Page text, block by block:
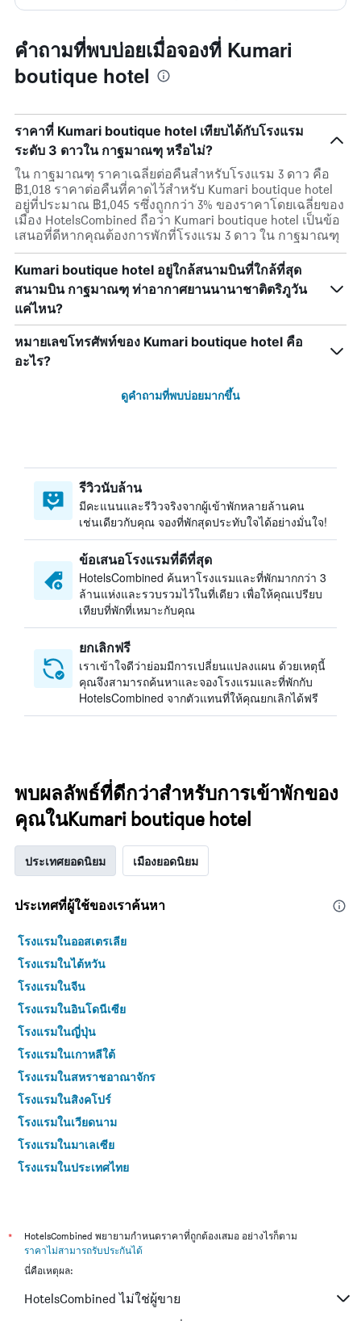
คำถามที่พบบ่อยเมื่อจองที่ Kumari
boutique hotel
ราคาที่ Kumari boutique hotel เทียบได้กับโรงแรม
ระดับ 3 ดาวใน กาฐมาณฑุ หรือไม่?
ใน กาฐมาณฑุ ราคาเฉลี่ยต่อคืนสำหรับโรงแรม 3 ดาว คือ
฿1,018 ราคาต่อคืนที่คาดไว้สำหรับ Kumari boutique hotel
อยู่ที่ประมาณ ฿1,045 รซึ่งถูกกว่า 3% ของราคาโดยเฉลี่ยของ
เมือง HotelsCombined ถือว่า Kumari boutique hotel เป็นข้อ
เสนอที่ดีหากคุณต้องการพักที่โรงแรม 3 ดาว ใน กาฐมาณฑุ
Kumari boutique hotel อยู่ใกล้สนามบินที่ใกล้ที่สุด
สนามบิน กาฐมาณฑุ ท่าอากาศยานนานาชาติตริภูวัน
แค่ไหน?
หมายเลขโทรศัพท์ของ Kumari boutique hotel คือ
อะไร?
ดูคำถามที่พบบ่อยมากขึ้น
รีวิวนับล้าน
มีคะแนนและรีวิวจริงจากผู้เข้าพักหลายล้านคน
เช่นเดียวกับคุณ จองที่พักสุดประทับใจได้อย่างมั่นใจ!
ข้อเสนอโรงแรมที่ดีที่สุด
HotelsCombined ค้นหาโรงแรมและที่พักมากกว่า 3
ล้านแห่งและรวบรวมไว้ในที่เดียว เพื่อให้คุณเปรียบ
เทียบที่พักที่เหมาะกับคุณ
ยกเลิกฟรี
เราเข้าใจดีว่าย่อมมีการเปลี่ยนแปลงแผน ด้วยเหตุนี้
คุณจึงสามารถค้นหาและจองโรงแรมและที่พักกับ
HotelsCombined จากตัวแทนที่ให้คุณยกเลิกได้ฟรี
พบผลลัพธ์ที่ดีกว่าสำหรับการเข้าพักของ
คุณในKumari boutique hotel
ประเทศยอดนิยม เมืองยอดนิยม
ประเทศที่ผู้ใช้ของเราค้นหา
โรงแรมในออสเตรเลีย
โรงแรมในไต้หวัน
โรงแรมในจีน
โรงแรมในอินโดนีเซีย
โรงแรมในญี่ปุ่น
โรงแรมในเกาหลีใต้
โรงแรมในสหราชอาณาจักร
โรงแรมในสิงคโปร์
โรงแรมในเวียดนาม
โรงแรมในมาเลเซีย
โรงแรมในประเทศไทย
*
HotelsCombined พยายามกำหนดราคาที่ถูกต้องเสมอ อย่างไรก็ตาม
ราคาไม่สามารถรับประกันได้
นี่คือเหตุผล:
HotelsCombined ไม่ใช่ผู้ขาย